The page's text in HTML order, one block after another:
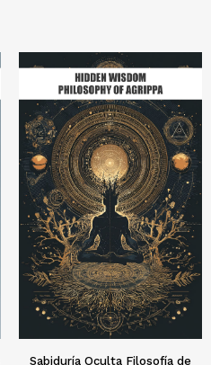
Sabiduría Oculta Filosofía de